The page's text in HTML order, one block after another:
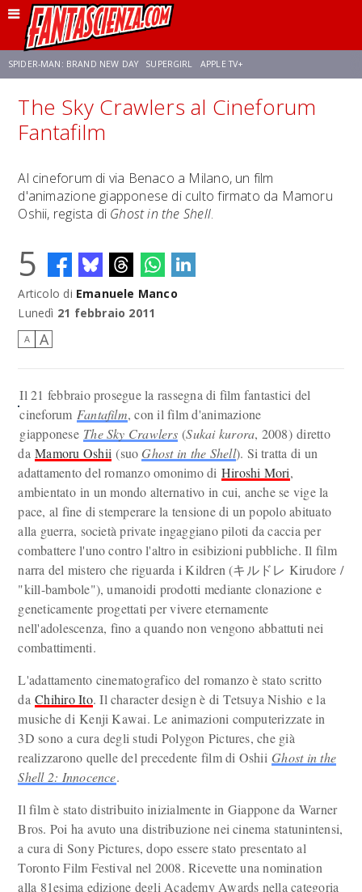
SPIDER-MAN: BRAND NEW DAY SUPERGIRL APPLE TV+
FRANCO RICCIARDIELLO ZENDAYA STAR TREK AVENGERS: DOOMSDAY
The Sky Crawlers al Cineforum
Fantafilm
Al cineforum di via Benaco a Milano, un film
d'animazione giapponese di culto firmato da Mamoru
Oshii, regista di Ghost in the Shell.
5
Articolo di Emanuele Manco
Lunedì 21 febbraio 2011
A A
Il 21 febbraio prosegue la rassegna di film fantastici del
cineforum Fantafilm, con il film d'animazione
giapponese The Sky Crawlers(Sukai kurora, 2008) diretto
daMamoru Oshii (suo Ghost in the Shell). Si tratta di un
adattamento del romanzo omonimo di Hiroshi Mori,
ambientato in un mondo alternativo in cui, anche se vige la
pace, al fine di stemperare la tensione di un popolo abituato
alla guerra, società private ingaggiano piloti da caccia per
combattere l'uno contro l'altro in esibizioni pubbliche. Il film
narra del mistero che riguarda i Kildren (キルドレ Kirudore /
"kill-bambole"), umanoidi prodotti mediante clonazione e
geneticamente progettati per vivere eternamente
nell'adolescenza, fino a quando non vengono abbattuti nei
combattimenti.
L'adattamento cinematografico del romanzo è stato scritto
daChihiro Ito. Il character design è di Tetsuya Nishio e la
musiche di Kenji Kawai. Le animazioni computerizzate in
3D sono a cura degli studi Polygon Pictures, che già
realizzarono quelle del precedente film di Oshii Ghost in the
Shell 2: Innocence.
Il film è stato distribuito inizialmente in Giappone da Warner
Bros. Poi ha avuto una distribuzione nei cinema statunintensi,
a cura di Sony Pictures, dopo essere stato presentato al
Toronto Film Festival nel 2008. Ricevette una nomination
alla 81esima edizione degli Academy Awards nella categoria